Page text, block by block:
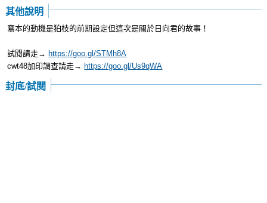
其他說明
寫本的動機是狛枝的前期設定但這次是關於日向君的故事！
試閱請走→ https://goo.gl/STMh8A
cwt48加印調查請走→ https://goo.gl/Us9qWA
封底/試閱